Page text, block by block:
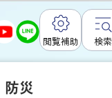
閲覧補助 検索
防災